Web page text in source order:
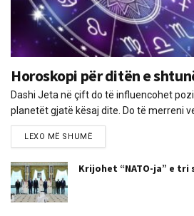
Horoskopi për ditën e
Dashi Jeta në çift do të influencohet
planetët gjatë kësaj dite. Do të merreni
LEXO MË SHUMË
Krijohet “NATO-ja” e